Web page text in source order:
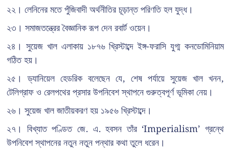
২২। লেনিনের মতে পুঁজিবাদী অর্থনীতির চূড়ান্ত পরিণতি হল যুদ্ধ।
২৩। সমাজতন্ত্রের বৈজ্ঞানিক রূপ দেন রবার্ট ওয়েন।
২৪। সুয়েজ খাল এলাকায় ১৮৭৬ খ্রিস্টাব্দে ইঙ্গ-ফরাসি যুগ্ম কনডোমিনিয়াম
গঠিত হয়।
২৫। ড্যানিয়েল হেডরিক বলেছেন যে, শেষ পর্যায়ে সুয়েজ খাল খনন,
টেলিগ্রাফ ও রেলপথের প্রসার উপনিবেশ স্থাপনে গুরুত্বপূর্ণ ভূমিকা নেয়।
২৬। সুয়েজ খাল জাতীয়করণ হয় ১৯৫৬ খ্রিস্টাব্দে।
২৭। বিখ্যাত পণ্ডিত জে. এ. হবসন তাঁর ‘Imperialism’ গ্রন্থে
উপনিবেশ স্থাপনের নতুন নতুন পন্থার কথা তুলে ধরেন।